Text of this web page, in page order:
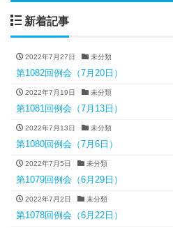
新着記事
2022年7月27日 未分類
第1082回例会（7月20日）
2022年7月19日 未分類
第1081回例会（7月13日）
2022年7月13日 未分類
第1080回例会（7月6日）
2022年7月5日 未分類
第1079回例会（6月29日）
2022年7月2日 未分類
第1078回例会（6月22日）